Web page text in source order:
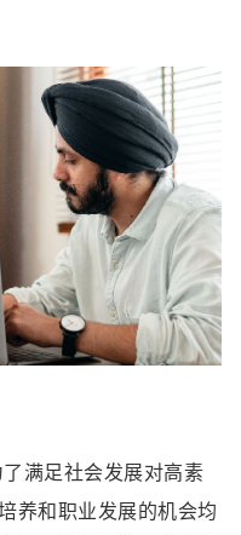
满足社会发展对高素
养和职业发展的机会均